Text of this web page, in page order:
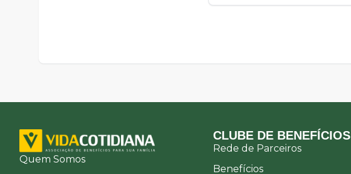
Quem Somos
CLUBE DE BENEFÍCIOS
Rede de Parceiros
Benefícios